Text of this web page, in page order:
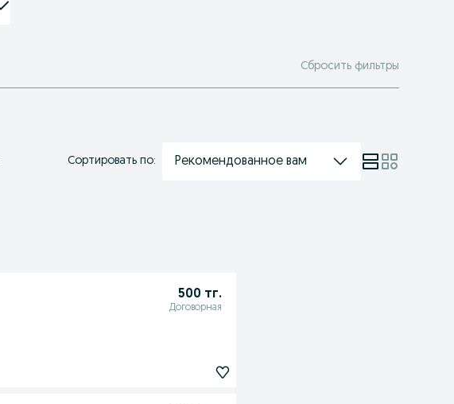
Сбросить фильтры
Сортировать по: Рекомендованное вам
500 тг.
Договорная